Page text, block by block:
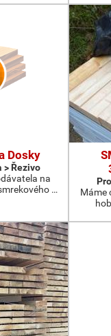
Dosky
> Řezivo
na
…
Máme